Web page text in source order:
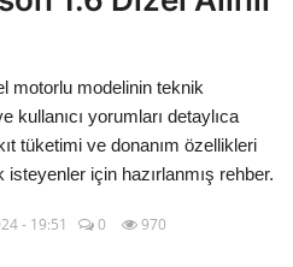
motorlu modelinin teknik
kullanıcı yorumları detaylıca
tüketimi ve donanım özellikleri
isteyenler için hazırlanmış rehber.
- 19:51 0 970